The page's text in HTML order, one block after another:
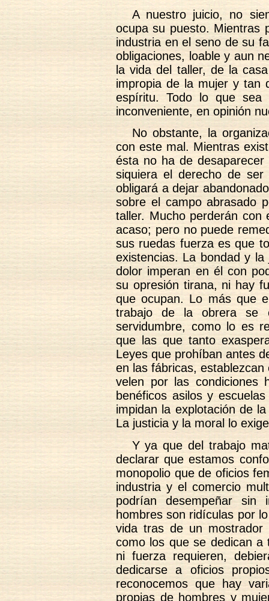
A nuestro juicio, no
ocupa su puesto. Mientras
industria en el seno de su
obligaciones, loable y aun
la vida del taller, de la
impropia de la mujer y tan
espíritu. Todo lo que sea
inconveniente, en opinión
No obstante, la
con este mal. Mientras
ésta no ha de
siquiera el derecho de
obligará a dejar
sobre el campo abrasado
taller. Mucho perderán con
acaso; pero no puede
sus ruedas fuerza es que
existencias. La bondad y
dolor imperan en él con
su opresión tirana, ni hay
que ocupan. Lo más que
trabajo de la obrera se
servidumbre, como lo es
que las que tanto
Leyes que prohíban antes
en las fábricas,
velen por las condiciones
benéficos asilos y
impidan la explotación de
La justicia y la moral lo
Y ya que del trabajo
declarar que estamos
monopolio que de oficios
industria y el comercio
podrían desempeñar sin
hombres son ridículas por
vida tras de un mostrador
como los que se dedican a
ni fuerza requieren,
dedicarse a oficios
reconocemos que hay
propias de hombres y